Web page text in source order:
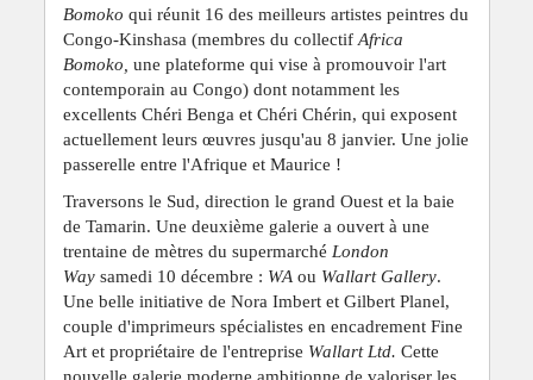
Bomoko qui réunit 16 des meilleurs artistes peintres du
Congo-Kinshasa (membres du collectif Africa
Bomoko, une plateforme qui vise à promouvoir l'art
contemporain au Congo) dont notamment les
excellents Chéri Benga et Chéri Chérin, qui exposent
actuellement leurs œuvres jusqu'au 8 janvier. Une jolie
passerelle entre l'Afrique et Maurice !
Traversons le Sud, direction le grand Ouest et la baie
de Tamarin. Une deuxième galerie a ouvert à une
trentaine de mètres du supermarché London
Way samedi 10 décembre : WAou Wallart Gallery.
Une belle initiative de Nora Imbert et Gilbert Planel,
couple d'imprimeurs spécialistes en encadrement Fine
Art et propriétaire de l'entreprise Wallart Ltd. Cette